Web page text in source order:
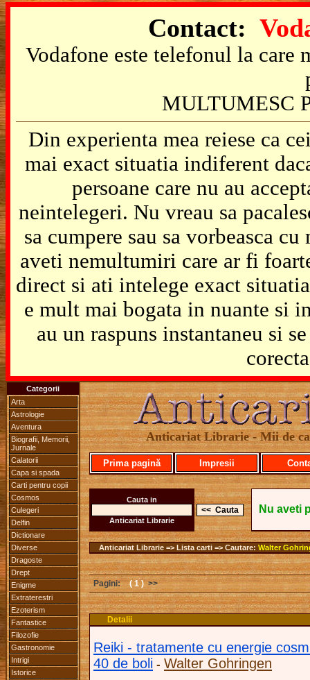
Contact:
Vodafone este telefonul la
MULTUMESC
Din experienta mea reiese ca
mai exact situatia indiferent
persoane care nu au
neintelegeri. Nu vreau sa
sa cumpere sau sa vorbeasca
aveti nemultumiri care ar fi
direct si ati intelege exact
e mult mai bogata in nuante si
au un raspuns instantaneu si
Categorii
Arta
Astrologie
Aventura
Biografii, Memorii,
Jurnale
Calatorii
Capa si spada
Carti pentru copii
Cosmos
Culegeri
Delfin
Dictionare
Diverse
Dragoste
Drept
Enigme
Extraterestri
Ezoterism
Fantastice
Filozofie
Gastronomie
Intrigi
Istorice
Anticariat Librarie - Mii de
Prima pagină Impresii
Cauta in
Anticariat Librarie
Nu aveti
Anticariat Librarie => Lista carti => Cautare: Walter
Pagini: ( 1 )>>
Detalii
Reiki - tratamente cu energie
40 de boli - Walter Gohringen